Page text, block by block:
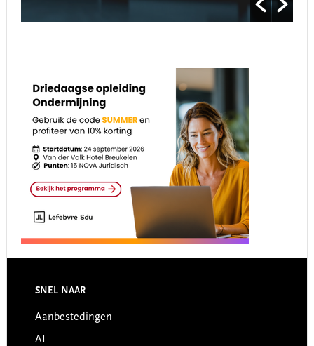
Footer
SNEL NAAR
Aanbestedingen
AI